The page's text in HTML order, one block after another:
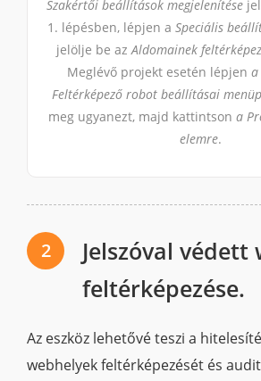
Szakértői beállítások megjelenítése
1. lépésben, lépjen a Speciális
jelölje be azAldomainek
Meglévő projekt esetén lépjen a
Feltérképező robot beállításai
meg ugyanezt, majd kattintson a
elemre.
2
Jelszóval védett
feltérképezése.
Az eszköz lehetővé teszi a
webhelyek feltérképezését és